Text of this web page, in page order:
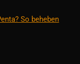
So beheben